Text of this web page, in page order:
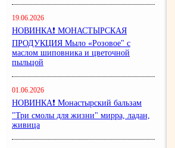
19.06.2026
НОВИНКА❗ МОНАСТЫРСКАЯ
ПРОДУКЦИЯ Мыло «Розовое" с
маслом шиповника и цветочной
пыльцой
01.06.2026
НОВИНКА❗ Монастырский бальзам
"Три смолы для жизни" мирра, ладан,
живица